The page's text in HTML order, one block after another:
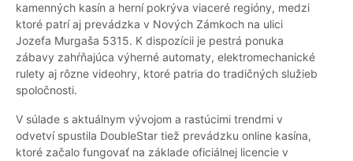
kamenných kasín a herní pokrýva viaceré regióny, medzi
ktoré patrí aj prevádzka v Nových Zámkoch na ulici
Jozefa Murgaša 5315. K dispozícii je pestrá ponuka
zábavy zahŕňajúca výherné automaty, elektromechanické
rulety aj rôzne videohry, ktoré patria do tradičných služieb
spoločnosti.
V súlade s aktuálnym vývojom a rastúcimi trendmi v
odvetví spustila DoubleStar tiež prevádzku online kasína,
ktoré začalo fungovať na základe oficiálnej licencie v